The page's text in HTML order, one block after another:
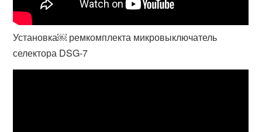
Установка￼ ремкомплекта микровыключатель
селектора DSG-7